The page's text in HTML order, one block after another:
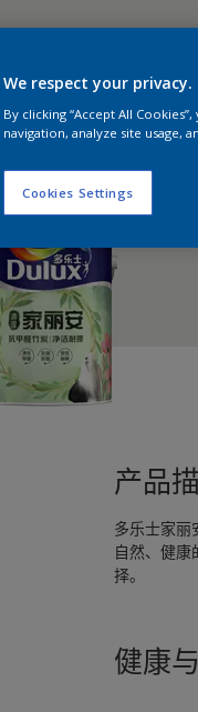
产品
多乐士家丽
自然、健
择。
健康
We respect your privacy.
By clicking “Accept All
navigation, analyze site usage,
Cookies Settings